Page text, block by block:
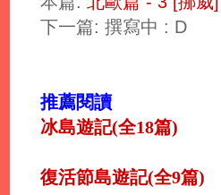
下一篇: 撰寫中 : D
推薦閱讀
冰島遊記(全18篇)
復活節島遊記(全9篇)